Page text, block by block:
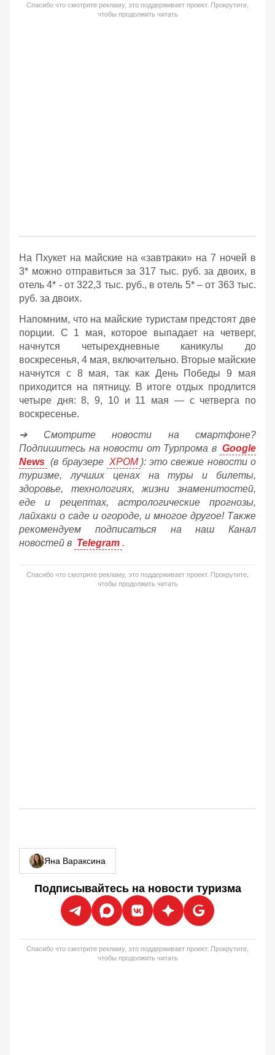
Спасибо что смотрите рекламу, это поддерживает проект. Прокрутите,
чтобы продолжить читать
На Пхукет на майские на «завтраки» на 7 ночей в
3* можно отправиться за 317 тыс. руб. за двоих, в
отель 4* - от 322,3 тыс. руб., в отель 5* – от 363 тыс.
руб. за двоих.
Напомним, что на майские туристам предстоят две
порции. С 1 мая, которое выпадает на четверг,
начнутся четырехдневные каникулы до
воскресенья, 4 мая, включительно. Вторые майские
начнутся с 8 мая, так как День Победы 9 мая
приходится на пятницу. В итоге отдых продлится
четыре дня: 8, 9, 10 и 11 мая — с четверга по
воскресенье.
➔ Смотрите новости на смартфоне?
Подпишитесь на новости от Турпрома в Google
News (в браузере ХРОМ ): это свежие новости о
туризме, лучших ценах на туры и билеты,
здоровье, технологиях, жизни знаменитостей,
еде и рецептах, астрологические прогнозы,
лайхаки о саде и огороде, и многое другое! Также
рекомендуем подписаться на наш Канал
новостей в Telegram .
Спасибо что смотрите рекламу, это поддерживает проект. Прокрутите,
чтобы продолжить читать
Яна Вараксина
Подписывайтесь на новости туризма
Спасибо что смотрите рекламу, это поддерживает проект. Прокрутите,
чтобы продолжить читать